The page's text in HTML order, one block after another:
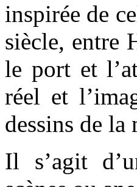
inspirée de
siècle, entre
le port et
réel et
dessins de la
Il s’agit